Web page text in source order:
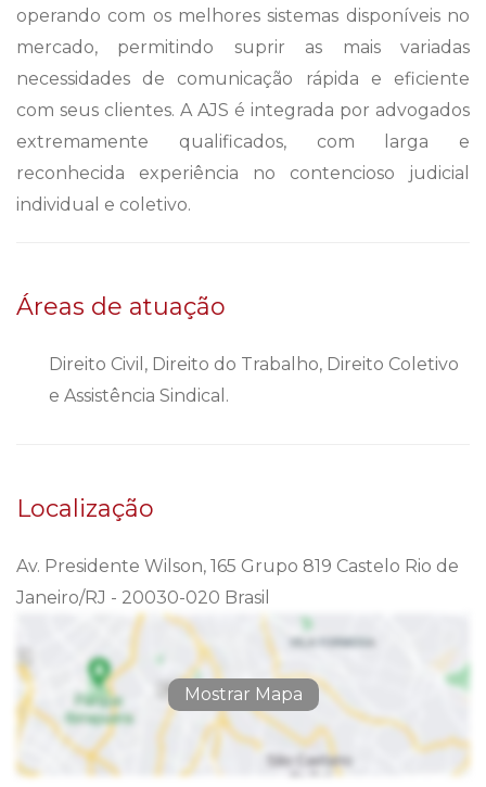
operando com os melhores sistemas disponíveis no
mercado, permitindo suprir as mais variadas
necessidades de comunicação rápida e eficiente
com seus clientes. A AJS é integrada por advogados
extremamente qualificados, com larga e
reconhecida experiência no contencioso judicial
individual e coletivo.
Áreas de atuação
Direito Civil, Direito do Trabalho, Direito Coletivo
e Assistência Sindical.
Localização
Av. Presidente Wilson, 165 Grupo 819 Castelo Rio de
Janeiro/RJ - 20030-020 Brasil
Mostrar Mapa